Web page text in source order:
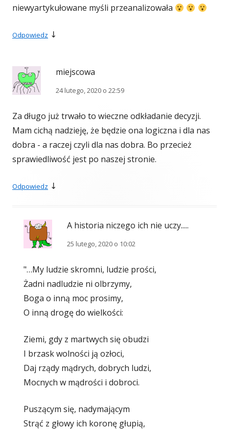
niewyartykułowane myśli przeanalizowała
Odpowiedz ↓
miejscowa
24 lutego, 2020 o 22:59
Za długo już trwało to wieczne odkładanie decyzji.
Mam cichą nadzieję, że będzie ona logiczna i dla nas
dobra - a raczej czyli dla nas dobra. Bo przecież
sprawiedliwość jest po naszej stronie.
Odpowiedz ↓
A historia niczego ich nie uczy.....
25 lutego, 2020 o 10:02
"…My ludzie skromni, ludzie prości,
Żadni nadludzie ni olbrzymy,
Boga o inną moc prosimy,
O inną drogę do wielkości:
Ziemi, gdy z martwych się obudzi
I brzask wolności ją ozłoci,
Daj rządy mądrych, dobrych ludzi,
Mocnych w mądrości i dobroci.
Puszącym się, nadymającym
Strąć z głowy ich koronę głupią,